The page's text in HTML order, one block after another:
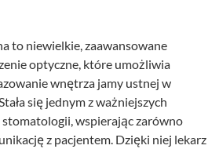
to niewielkie, zaawansowane
optyczne, które umożliwia
wnętrza jamy ustnej w
się jednym z ważniejszych
stomatologii, wspierając zarówno
z pacjentem. Dzięki niej lekarz